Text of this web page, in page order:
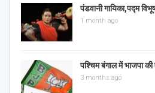
पंडवानी गायिका,पद्म
1 month ago
पश्चिम बंगाल में भाजपा की
3 months ago